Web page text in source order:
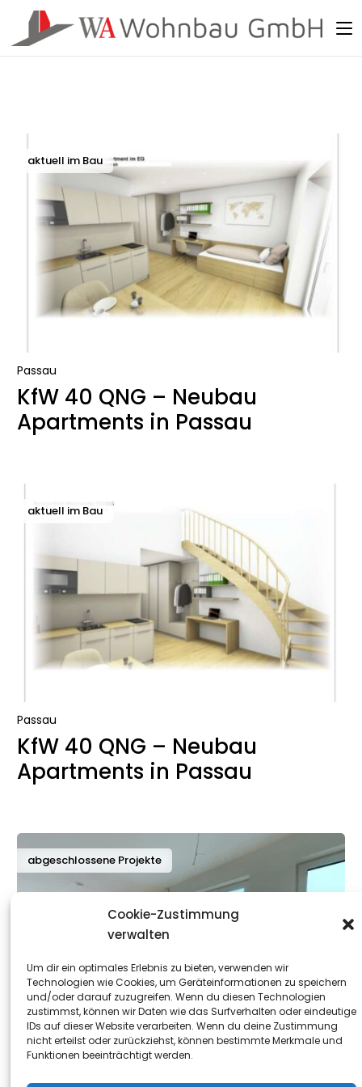
Cookie-Zustimmung
verwalten
Um dir ein optimales Erlebnis zu bieten, verwenden wir
Technologien wie Cookies, um Geräteinformationen zu speichern
und/oder darauf zuzugreifen. Wenn du diesen Technologien
zustimmst, können wir Daten wie das Surfverhalten oder eindeutige
IDs auf dieser Website verarbeiten. Wenn du deine Zustimmung
nicht erteilst oder zurückziehst, können bestimmte Merkmale und
Funktionen beeinträchtigt werden.
aktuell im Bau
Passau
KfW 40 QNG – Neubau
Apartments in Passau
aktuell im Bau
Passau
KfW 40 QNG – Neubau
Apartments in Passau
abgeschlossene Projekte